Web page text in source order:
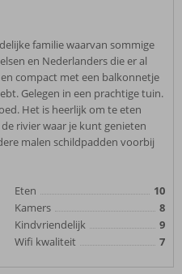
familie waarvan sommige
en Nederlanders die er al
compact met een balkonnetje
Gelegen in een prachtige tuin.
Het is heerlijk om te eten
rivier waar je kunt genieten
malen schildpadden voorbij
Eten
10
Kamers
8
Kindvriendelijk
9
Wifi kwaliteit
7